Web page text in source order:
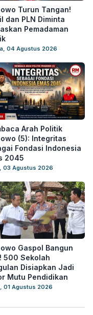
Turun Tangan!
dan PLN Diminta
Pemadaman
04 Agustus 2026
Arah Politik
(5): Integritas
Fondasi Indonesia
2045
03 Agustus 2026
Gaspol Bangun
500 Sekolah
Disiapkan Jadi
Mutu Pendidikan
01 Agustus 2026